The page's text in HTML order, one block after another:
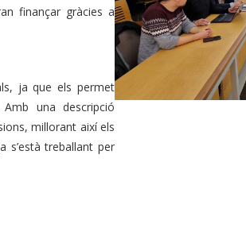
finançar gràcies a
ja que els permet
una descripció
millorant així els
s’està treballant per